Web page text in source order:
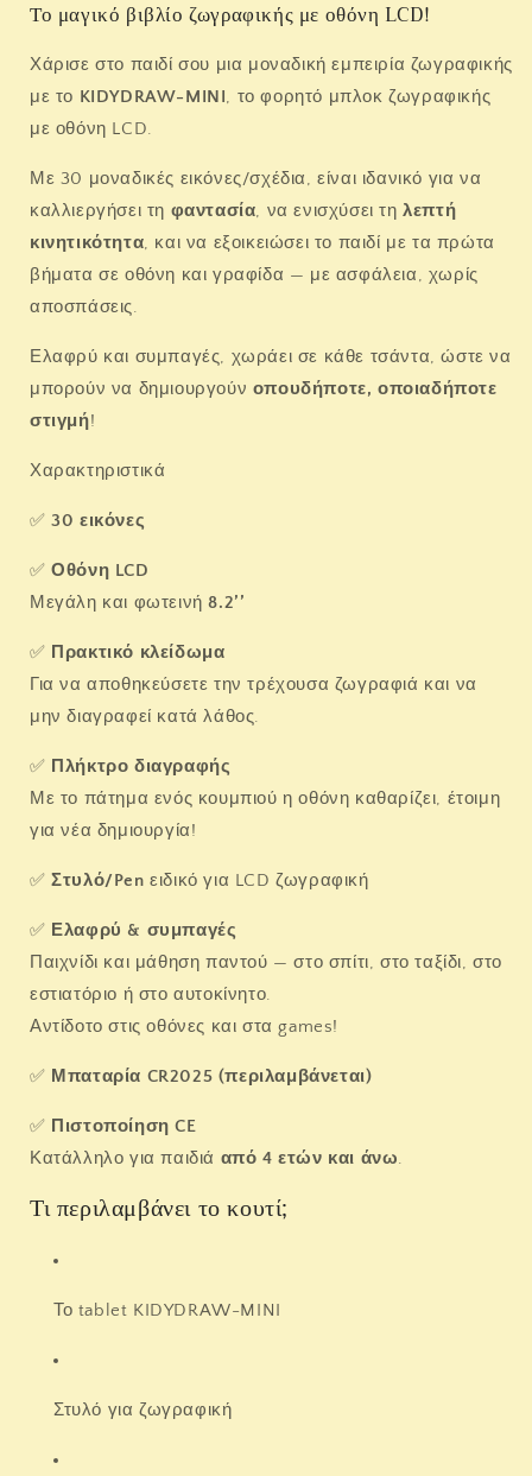
κάρτες)-
&amp;
Pirates
κάρτες)-
&amp;
Pirates
Το μαγικό βιβλίο ζωγραφικής με οθόνη LCD!
Χάρισε στο παιδί σου μια μοναδική εμπειρία ζωγραφικής
με το KIDYDRAW-MINI, το φορητό μπλοκ ζωγραφικής
με οθόνη LCD.
Με 30 μοναδικές εικόνες/σχέδια, είναι ιδανικό για να
καλλιεργήσει τη φαντασία, να ενισχύσει τηλεπτή
κινητικότητα, και να εξοικειώσει το παιδί με τα πρώτα
βήματα σε οθόνη και γραφίδα — με ασφάλεια, χωρίς
αποσπάσεις.
Ελαφρύ και συμπαγές, χωράει σε κάθε τσάντα, ώστε να
μπορούν να δημιουργούν οπουδήποτε, οποιαδήποτε
στιγμή!
Χαρακτηριστικά
✅30 εικόνες
✅Οθόνη LCD
Μεγάλη και φωτεινή8.2’’
✅ Πρακτικό κλείδωμα
Για να αποθηκεύσετε την τρέχουσα ζωγραφιά και να
μην διαγραφεί κατά λάθος.
✅ Πλήκτρο διαγραφής
Με το πάτημα ενός κουμπιού η οθόνη καθαρίζει, έτοιμη
για νέα δημιουργία!
✅Στυλό/Pen ειδικό για LCD ζωγραφική
✅ Ελαφρύ & συμπαγές
Παιχνίδι και μάθηση παντού — στο σπίτι, στο ταξίδι, στο
εστιατόριο ή στο αυτοκίνητο.
Αντίδοτο στις οθόνες και στα games!
✅ Μπαταρία CR2025 (περιλαμβάνεται)
✅ Πιστοποίηση CE
Κατάλληλο για παιδιά από 4 ετών και άνω.
Τι περιλαμβάνει το κουτί;
Το tablet KIDYDRAW-MINI
Στυλό για ζωγραφική